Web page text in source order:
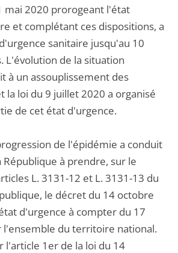
mai 2020 prorogeant l'état
et complétant ces dispositions, a
sanitaire jusqu'au 10
L'évolution de la situation
à un assouplissement des
la loi du 9 juillet 2020 a organisé
de cet état d'urgence.
de l'épidémie a conduit
République à prendre, sur le
L. 3131-12 et L. 3131-13 du
le décret du 14 octobre
d'urgence à compter du 17
l'ensemble du territoire national.
l'article 1er de la loi du 14